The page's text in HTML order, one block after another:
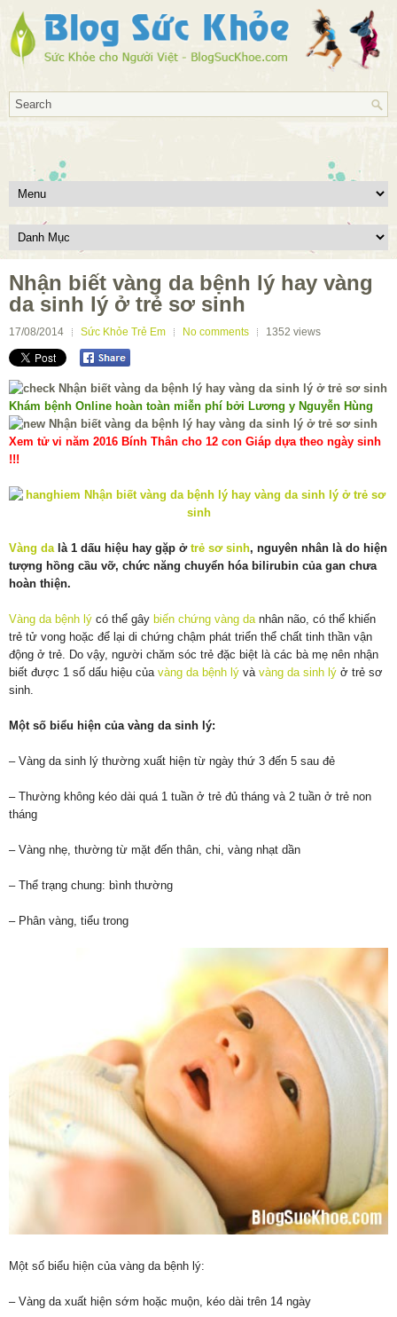
Nhận biết vàng da bệnh lý hay vàng
da sinh lý ở trẻ sơ sinh
17/08/2014 Sức Khỏe Trẻ Em No comments 1352 views
Khám bệnh Online hoàn toàn miễn phí bởi Lương y Nguyễn Hùng
Xem tử vi năm 2016 Bính Thân cho 12 con Giáp dựa theo ngày sinh
!!!
Vàng dalà 1 dấu hiệu hay gặp ở trẻ sơ sinh, nguyên nhân là do hiện
tượng hồng cầu vỡ, chức năng chuyển hóa bilirubin của gan chưa
hoàn thiện.
Vàng da bệnh lý có thể gây biến chứng vàng danhân não, có thể khiến
trẻ tử vong hoặc để lại di chứng chậm phát triển thể chất tinh thần vận
động ở trẻ. Do vậy, người chăm sóc trẻ đặc biệt là các bà mẹ nên nhận
biết được 1 số dấu hiệu của vàng da bệnh lý và vàng da sinh lý ở trẻ sơ
sinh.
Một số biểu hiện của vàng da sinh lý:
– Vàng da sinh lý thường xuất hiện từ ngày thứ 3 đến 5 sau đẻ
– Thường không kéo dài quá 1 tuần ở trẻ đủ tháng và 2 tuần ở trẻ non
tháng
– Vàng nhẹ, thường từ mặt đến thân, chi, vàng nhạt dần
– Thể trạng chung: bình thường
– Phân vàng, tiểu trong
Một số biểu hiện của vàng da bệnh lý:
– Vàng da xuất hiện sớm hoặc muộn, kéo dài trên 14 ngày